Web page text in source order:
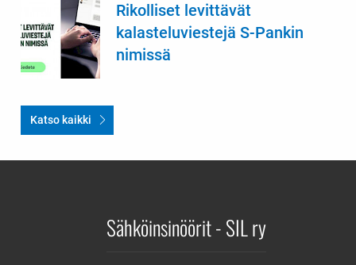
Rikolliset levittävät
kalasteluviestejä S-Pankin
nimissä
Katso kaikki
Sähköinsinöörit - SIL ry